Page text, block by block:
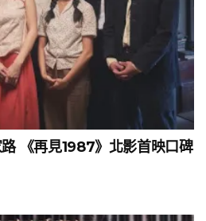
《再見1987》北影首映口碑